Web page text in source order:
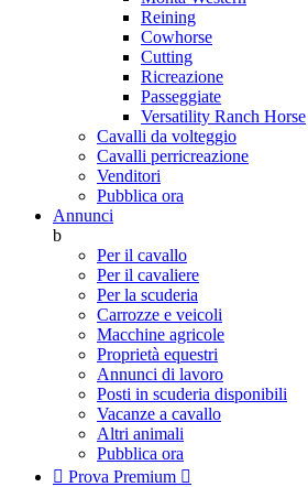
Reining
Cowhorse
Cutting
Ricreazione
Passeggiate
Versatility Ranch Horse
Cavalli da volteggio
Cavalli perricreazione
Venditori
Pubblica ora
Annunci
b
Per il cavallo
Per il cavaliere
Per la scuderia
Carrozze e veicoli
Macchine agricole
Proprietà equestri
Annunci di lavoro
Posti in scuderia disponibili
Vacanze a cavallo
Altri animali
Pubblica ora
 Prova Premium 